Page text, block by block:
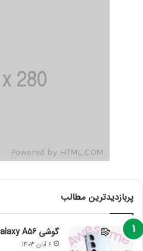
پربازدیدترین مطالب
گوشی Galaxy A56 با دوربین بهتر همراه است
6 آبان 1403